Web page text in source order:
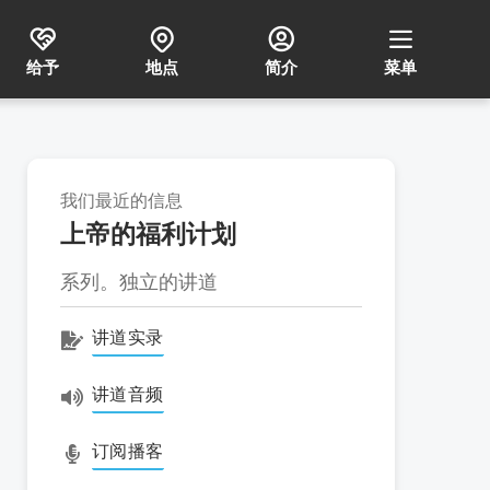
菜单
简介
地点
给予
我们最近的信息
上帝的福利计划
系列。独立的讲道
讲道实录
讲道音频
订阅播客